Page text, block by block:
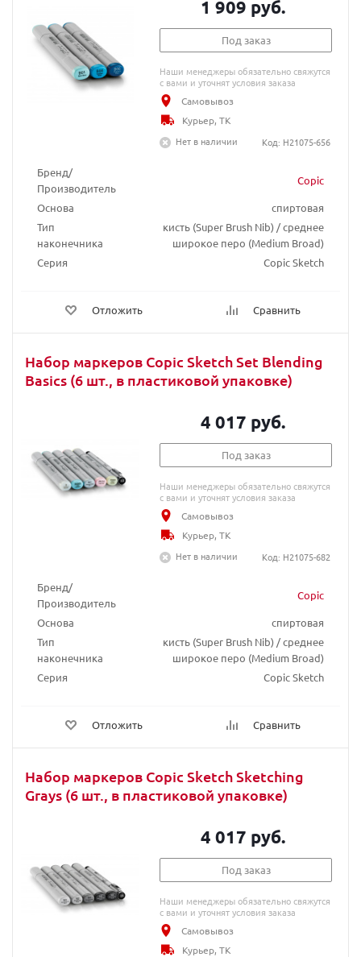
Бренд/
Производитель
Copic
Основа
спиртовая
Тип
наконечника
кисть (Super Brush Nib) / среднее
широкое перо (Medium Broad)
Серия
Copic Sketch
Отложить Сравнить
1 909 руб.
Под заказ
Наши менеджеры обязательно свяжутся
с вами и уточнят условия заказа
Самовывоз
Курьер, ТК
Нет в наличии
Код: H21075-656
Набор маркеров Copic Sketch Set Blending
Basics (6 шт., в пластиковой упаковке)
Бренд/
Производитель
Copic
Основа
спиртовая
Тип
наконечника
кисть (Super Brush Nib) / среднее
широкое перо (Medium Broad)
Серия
Copic Sketch
Отложить Сравнить
4 017 руб.
Под заказ
Наши менеджеры обязательно свяжутся
с вами и уточнят условия заказа
Самовывоз
Курьер, ТК
Нет в наличии
Код: H21075-682
Набор маркеров Copic Sketch Sketching
Grays (6 шт., в пластиковой упаковке)
4 017 руб.
Под заказ
Наши менеджеры обязательно свяжутся
с вами и уточнят условия заказа
Самовывоз
Курьер, ТК